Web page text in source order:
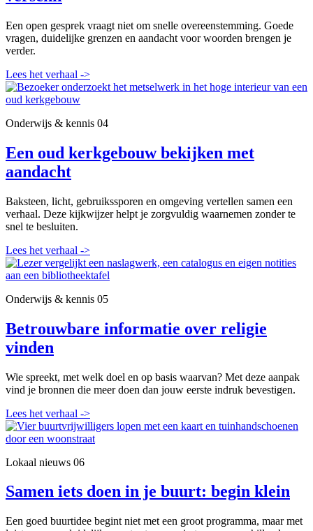
Een open gesprek vraagt niet om snelle overeenstemming. Goede
vragen, duidelijke grenzen en aandacht voor woorden brengen je
verder.
Lees het verhaal ->
Onderwijs & kennis 04
Een oud kerkgebouw bekijken met
aandacht
Baksteen, licht, gebruikssporen en omgeving vertellen samen een
verhaal. Deze kijkwijzer helpt je zorgvuldig waarnemen zonder te
snel te besluiten.
Lees het verhaal ->
Onderwijs & kennis 05
Betrouwbare informatie over religie
vinden
Wie spreekt, met welk doel en op basis waarvan? Met deze aanpak
vind je bronnen die meer doen dan jouw eerste indruk bevestigen.
Lees het verhaal ->
Lokaal nieuws 06
Samen iets doen in je buurt: begin klein
Een goed buurtidee begint niet met een groot programma, maar met